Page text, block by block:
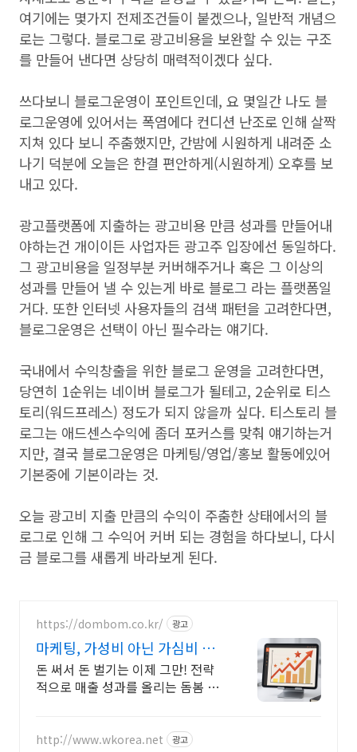
여기에는 몇가지 전제조건들이 붙겠으나, 일반적 개념으
로는 그렇다. 블로그로 광고비용을 보완할 수 있는 구조
를 만들어 낸다면 상당히 매력적이겠다 싶다.
쓰다보니 블로그운영이 포인트인데, 요 몇일간 나도 블
로그운영에 있어서는 폭염에다 컨디션 난조로 인해 살짝
지쳐 있다 보니 주춤했지만, 간밤에 시원하게 내려준 소
나기 덕분에 오늘은 한결 편안하게(시원하게) 오후를 보
내고 있다.
광고플랫폼에 지출하는 광고비용 만큼 성과를 만들어내
야하는건 개이이든 사업자든 광고주 입장에선 동일하다.
그 광고비용을 일정부분 커버해주거나 혹은 그 이상의
성과를 만들어 낼 수 있는게 바로 블로그 라는 플랫폼일
거다. 또한 인터넷 사용자들의 검색 패턴을 고려한다면,
블로그운영은 선택이 아닌 필수라는 얘기다.
국내에서 수익창출을 위한 블로그 운영을 고려한다면,
당연히 1순위는 네이버 블로그가 될테고, 2순위로 티스
토리(워드프레스) 정도가 되지 않을까 싶다. 티스토리 블
로그는 애드센스수익에 좀더 포커스를 맞춰 얘기하는거
지만, 결국 블로그운영은 마케팅/영업/홍보 활동에있어
기본중에 기본이라는 것.
오늘 광고비 지출 만큼의 수익이 주춤한 상태에서의 블
로그로 인해 그 수익어 커버 되는 경험을 하다보니, 다시
금 블로그를 새롭게 바라보게 된다.
https://dombom.co.kr/ 광고
마케팅, 가성비 아닌 가심비 매
출 올리는 마케팅 전략
돈 써서 돈 벌기는 이제 그만! 전략
적으로 매출 성과를 올리는 돔봄 마
마케팅 회사, 돔봄
http://www.wkorea.net 광고